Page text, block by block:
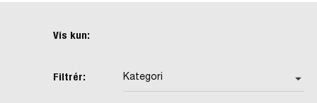
Vis kun:
Filtrér: Kategori arrow_drop_down